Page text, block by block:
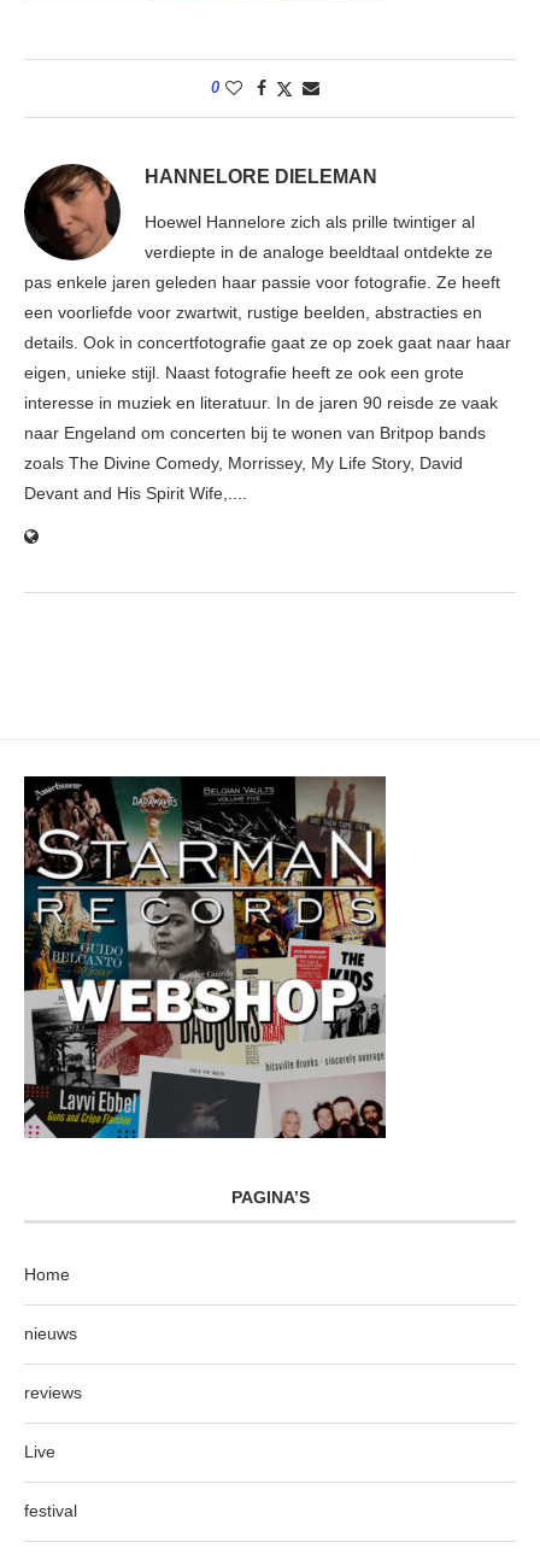
0
HANNELORE DIELEMAN
Hoewel Hannelore zich als prille twintiger al
verdiepte in de analoge beeldtaal ontdekte ze
pas enkele jaren geleden haar passie voor fotografie. Ze heeft
een voorliefde voor zwartwit, rustige beelden, abstracties en
details. Ook in concertfotografie gaat ze op zoek gaat naar haar
eigen, unieke stijl. Naast fotografie heeft ze ook een grote
interesse in muziek en literatuur. In de jaren 90 reisde ze vaak
naar Engeland om concerten bij te wonen van Britpop bands
zoals The Divine Comedy, Morrissey, My Life Story, David
Devant and His Spirit Wife,....
PAGINA’S
Home
nieuws
reviews
Live
festival